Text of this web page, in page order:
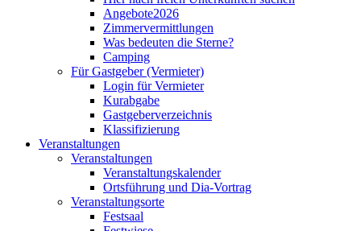
Angebote2026
Zimmervermittlungen
Was bedeuten die Sterne?
Camping
Für Gastgeber (Vermieter)
Login für Vermieter
Kurabgabe
Gastgeberverzeichnis
Klassifizierung
Veranstaltungen
Veranstaltungen
Veranstaltungskalender
Ortsführung und Dia-Vortrag
Veranstaltungsorte
Festsaal